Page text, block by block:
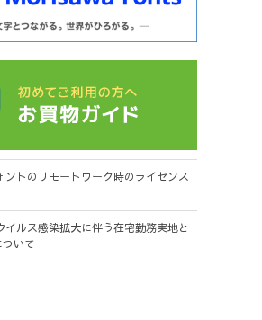
トのリモートワーク時のライセンス
ルス感染拡大に伴う在宅勤務実地と
いて